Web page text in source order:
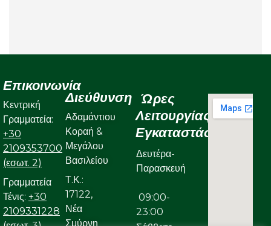
Επικοινωνία
Κεντρική
Γραμματεία:
+30
2109353700
(εσωτ. 2)
Γραμματεία
Τένις: +30
2109331228
Διεύθυνση
Αδαμάντιου
Κοραή &
Μεγάλου
Βασιλείου
Τ.Κ.:
17122,
Νέα
Σμύρνη
Ώρες
Λειτουργίας
Εγκαταστάσεων
Δευτέρα-
Παρασκευή
09:00-
23:00